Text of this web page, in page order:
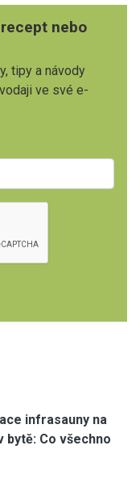
nebo
tipy a návody
ve své e-
infrasauny na
bytě: Co všechno